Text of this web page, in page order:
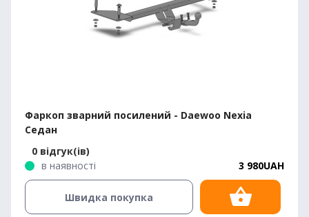
Фаркоп зварний посилений - Daewoo Nexia
Седан
0 відгук(ів)
в наявності
3 980UAH
Швидка покупка